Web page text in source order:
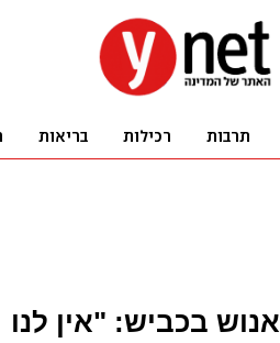
בכביש: "אין לנו